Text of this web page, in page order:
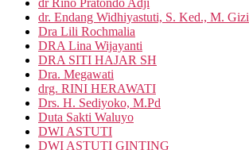
dr Rino Pratondo Adji
dr. Endang Widhiyastuti, S. Ked., M. Gizi
Dra Lili Rochmalia
DRA Lina Wijayanti
DRA SITI HAJAR SH
Dra. Megawati
drg. RINI HERAWATI
Drs. H. Sediyoko, M.Pd
Duta Sakti Waluyo
DWI ASTUTI
DWI ASTUTI GINTING